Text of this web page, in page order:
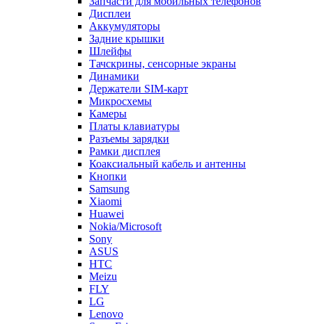
Дисплеи
Аккумуляторы
Задние крышки
Шлейфы
Тачскрины, сенсорные экраны
Динамики
Держатели SIM-карт
Микросхемы
Камеры
Платы клавиатуры
Разъемы зарядки
Рамки дисплея
Коаксиальный кабель и антенны
Кнопки
Samsung
Xiaomi
Huawei
Nokia/Microsoft
Sony
ASUS
HTC
Meizu
FLY
LG
Lenovo